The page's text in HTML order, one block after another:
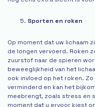
Sporten en roken
Op moment dat uw lichaam
de longen vervoerd. Roken
zuurstof naar de spieren
beweeglijkheid van het
ook invloed op het roken.
verminderd en kan het
meebrengt, zoals stress en
moment dat u ervoor kiest